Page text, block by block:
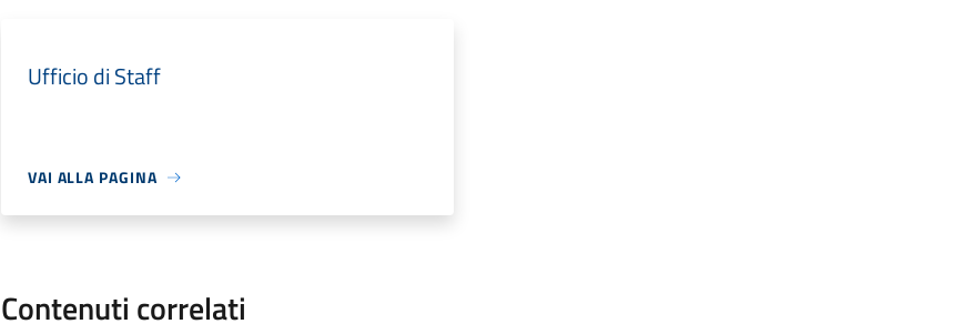
Ufficio di Staff
VAI ALLA PAGINA
Contenuti correlati